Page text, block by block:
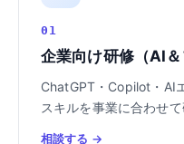
01
企業向け研修（AI＆
ChatGPT・Copilot・AI
スキルを事業に合わせて
相談する →